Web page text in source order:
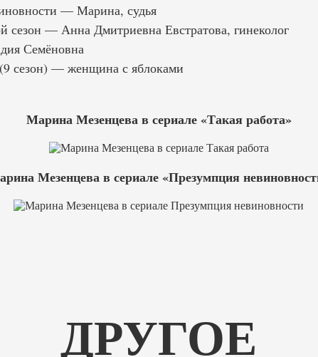
— Марина, судья
сезон — Анна Дмитриевна Евстратова, гинеколог
Семёновна
сезон) — женщина с яблоками
Марина Мезенцева в сериале «Такая работа»
Мезенцева в сериале «Презумпция
ДРУГОЕ